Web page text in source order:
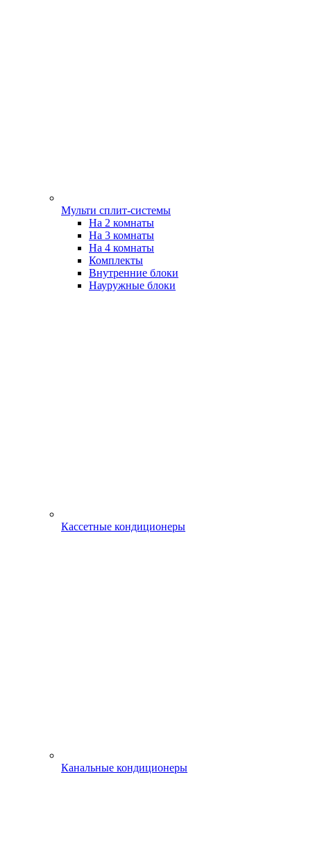
Мульти сплит-системы
На 2 комнаты
На 3 комнаты
На 4 комнаты
Комплекты
Внутренние блоки
Науружные блоки
Кассетные кондиционеры
Канальные кондиционеры